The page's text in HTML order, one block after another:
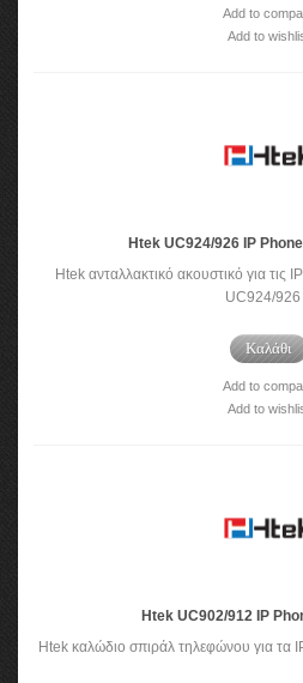
Add to
Add to
Htek UC924/926 IP
Htek ανταλλακτικό ακουστικό για τις
UC924/926
Καλάθι
Add to
Add to
Htek UC902/912 IP
Htek καλώδιο σπιράλ τηλεφώνου για